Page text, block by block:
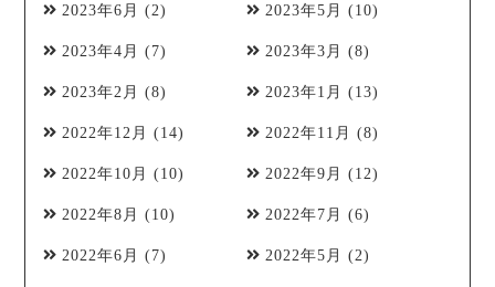
2023年6月 (2) 2023年5月 (10)
2023年4月 (7) 2023年3月 (8)
2023年2月 (8) 2023年1月 (13)
2022年12月 (14) 2022年11月 (8)
2022年10月 (10) 2022年9月 (12)
2022年8月 (10) 2022年7月 (6)
2022年6月 (7) 2022年5月 (2)